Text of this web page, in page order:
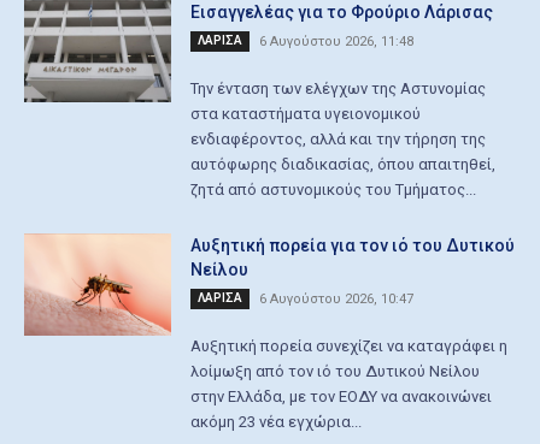
Εισαγγελέας για το Φρούριο Λάρισας
ΛΑΡΙΣΑ 6 Αυγούστου 2026, 11:48
Την ένταση των ελέγχων της Αστυνομίας
στα καταστήματα υγειονομικού
ενδιαφέροντος, αλλά και την τήρηση της
αυτόφωρης διαδικασίας, όπου απαιτηθεί,
ζητά από αστυνομικούς του Τμήματος...
Aυξητική πορεία για τον ιό του Δυτικού
Νείλου
ΛΑΡΙΣΑ 6 Αυγούστου 2026, 10:47
Αυξητική πορεία συνεχίζει να καταγράφει η
λοίμωξη από τον ιό του Δυτικού Νείλου
στην Ελλάδα, με τον ΕΟΔΥ να ανακοινώνει
ακόμη 23 νέα εγχώρια...